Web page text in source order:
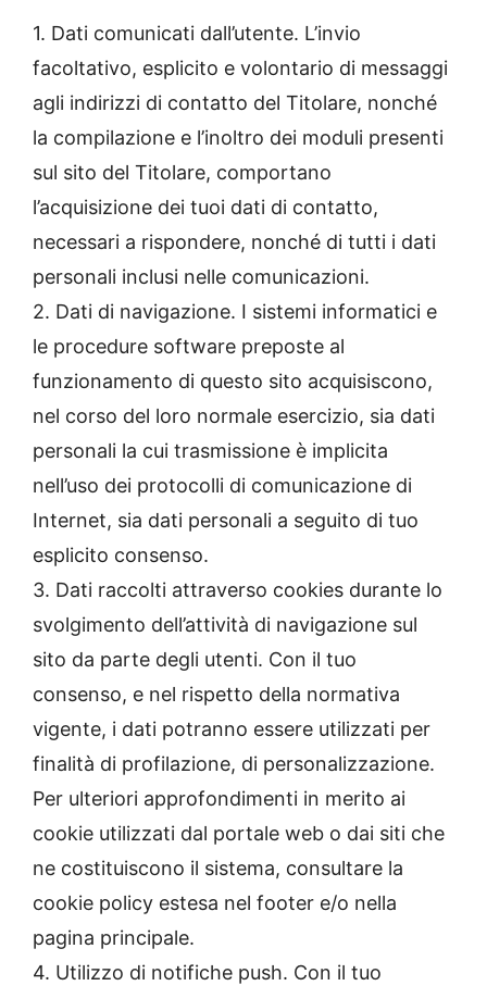
1. Dati comunicati dall’utente. L’invio
facoltativo, esplicito e volontario di messaggi
agli indirizzi di contatto del Titolare, nonché
la compilazione e l’inoltro dei moduli presenti
sul sito del Titolare, comportano
l’acquisizione dei tuoi dati di contatto,
necessari a rispondere, nonché di tutti i dati
personali inclusi nelle comunicazioni.
2. Dati di navigazione. I sistemi informatici e
le procedure software preposte al
funzionamento di questo sito acquisiscono,
nel corso del loro normale esercizio, sia dati
personali la cui trasmissione è implicita
nell’uso dei protocolli di comunicazione di
Internet, sia dati personali a seguito di tuo
esplicito consenso.
3. Dati raccolti attraverso cookies durante lo
svolgimento dell’attività di navigazione sul
sito da parte degli utenti. Con il tuo
consenso, e nel rispetto della normativa
vigente, i dati potranno essere utilizzati per
finalità di profilazione, di personalizzazione.
Per ulteriori approfondimenti in merito ai
cookie utilizzati dal portale web o dai siti che
ne costituiscono il sistema, consultare la
cookie policy estesa nel footer e/o nella
pagina principale.
4. Utilizzo di notifiche push. Con il tuo